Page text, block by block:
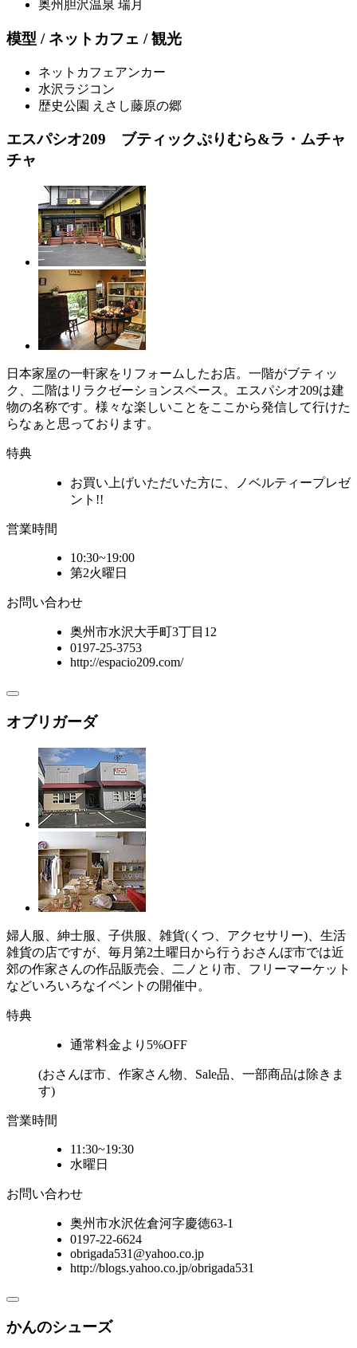
奥州胆沢温泉 瑞月
模型 / ネットカフェ / 観光
ネットカフェアンカー
水沢ラジコン
歴史公園 えさし藤原の郷
エスパシオ209 ブティックぷりむら&ラ・ムチャ
チャ
日本家屋の一軒家をリフォームしたお店。一階がブティッ
ク、二階はリラクゼーションスペース。エスパシオ209は建
物の名称です。様々な楽しいことをここから発信して行けた
らなぁと思っております。
特典
お買い上げいただいた方に、ノベルティープレゼ
ント!!
営業時間
10:30~19:00
第2火曜日
お問い合わせ
奥州市水沢大手町3丁目12
0197-25-3753
http://espacio209.com/
オブリガーダ
婦人服、紳士服、子供服、雑貨(くつ、アクセサリー)、生活
雑貨の店ですが、毎月第2土曜日から行うおさんぽ市では近
郊の作家さんの作品販売会、二ノとり市、フリーマーケット
などいろいろなイベントの開催中。
特典
通常料金より5%OFF
(おさんぽ市、作家さん物、Sale品、一部商品は除きま
す)
営業時間
11:30~19:30
水曜日
お問い合わせ
奥州市水沢佐倉河字慶徳63-1
0197-22-6624
obrigada531@yahoo.co.jp
http://blogs.yahoo.co.jp/obrigada531
かんのシューズ